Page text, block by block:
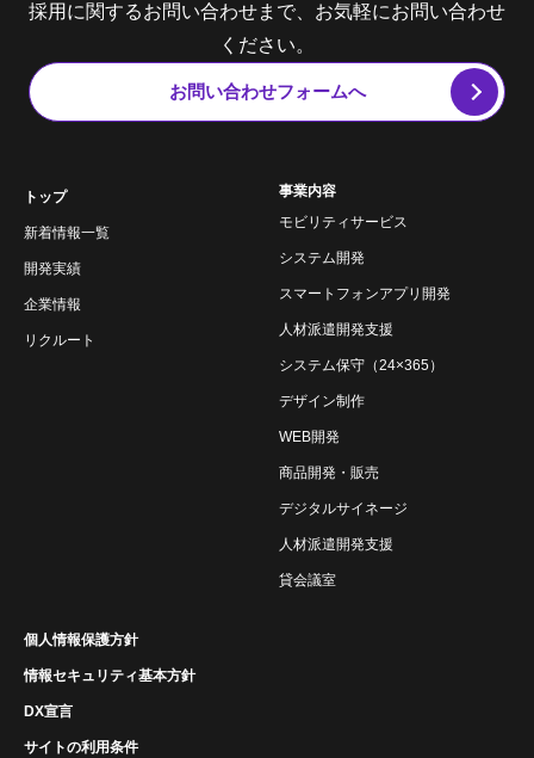
採用に関するお問い合わせまで、お気軽にお問い合わせ
ください。
お問い合わせフォームへ
トップ
新着情報一覧
開発実績
企業情報
リクルート
事業内容
モビリティサービス
システム開発
スマートフォンアプリ開発
人材派遣開発支援
システム保守（24×365）
デザイン制作
WEB開発
商品開発・販売
デジタルサイネージ
人材派遣開発支援
貸会議室
個人情報保護方針
情報セキュリティ基本方針
DX宣言
サイトの利用条件